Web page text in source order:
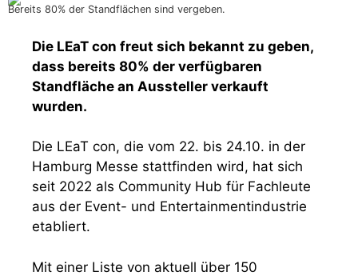
Bereits 80% der Standflächen sind vergeben.
Die LEaT con freut sich bekannt zu geben,
dass bereits 80% der verfügbaren
Standfläche an Aussteller verkauft
wurden.
Die LEaT con, die vom 22. bis 24.10. in der
Hamburg Messe stattfinden wird, hat sich
seit 2022 als Community Hub für Fachleute
aus der Event- und Entertainmentindustrie
etabliert.
Mit einer Liste von aktuell über 150